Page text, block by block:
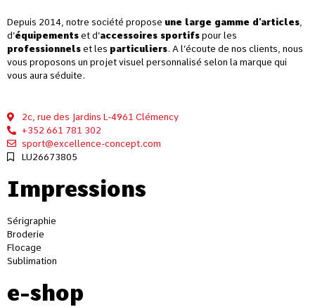
Depuis 2014, notre société propose une large gamme d’articles,
d’équipements et d’accessoires sportifs pour les
professionnels et les particuliers. A l’écoute de nos clients, nous
vous proposons un projet visuel personnalisé selon la marque qui
vous aura séduite.
2c, rue des Jardins L-4961 Clémency
+352 661 781 302
sport@excellence-concept.com
LU26673805
Impressions
Sérigraphie
Broderie
Flocage
Sublimation
e-shop